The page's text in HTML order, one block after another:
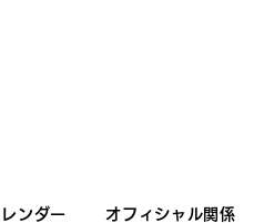
ンダー オフィシャル関係